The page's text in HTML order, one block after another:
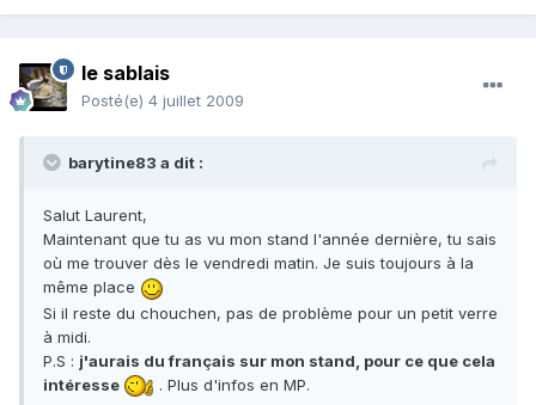
le sablais
Posté(e) 4 juillet 2009
barytine83 a dit :
Salut Laurent,
Maintenant que tu as vu mon stand l'année dernière, tu sais
où me trouver dès le vendredi matin. Je suis toujours à la
même place
Si il reste du chouchen, pas de problème pour un petit verre
à midi.
P.S : j'aurais du français sur mon stand, pour ce que cela
intéresse
. Plus d'infos en MP.